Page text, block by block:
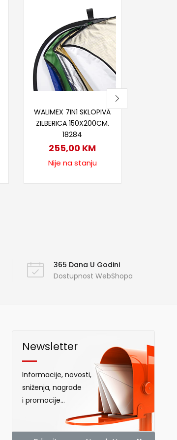
WALIMEX 7IN1 SKLOPIVA
ZILBERICA 150X200CM.
18284
255,00 KM
Nije na stanju
365 Dana U Godini
Dostupnost WebShopa
Newsletter
Informacije, novosti,
sniženja, nagrade
i promocije...